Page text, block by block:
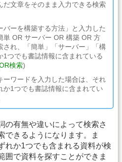
だ文章をそのまま入力できる検索
バーを構築する方法」と入力した
単 OR サーバー OR 構築 OR 方
され、「簡単」「サーバー」「構
1つでも書誌情報に含まれている
検索)
ーワードを入力した場合は、それ
か1つでも書誌情報に含まれてい
の有無や違いによって検索さ
できるようになります。ま
れか1つでも含まれる資料が検
囲で資料を探すことができま